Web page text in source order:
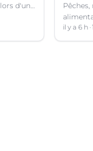
d'un
Ouverte
il y a 6 h